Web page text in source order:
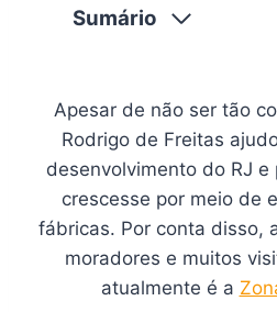
Sumário
Apesar de não ser tão
Rodrigo de Freitas
desenvolvimento do RJ
crescesse por meio de
fábricas. Por conta disso,
moradores e muitos
atualmente é a